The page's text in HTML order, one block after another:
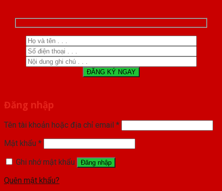
Đăng nhập
Tên tài khoản hoặc địa chỉ email *
Mật khẩu *
Ghi nhớ mật khẩu
Đăng nhập
Quên mật khẩu?